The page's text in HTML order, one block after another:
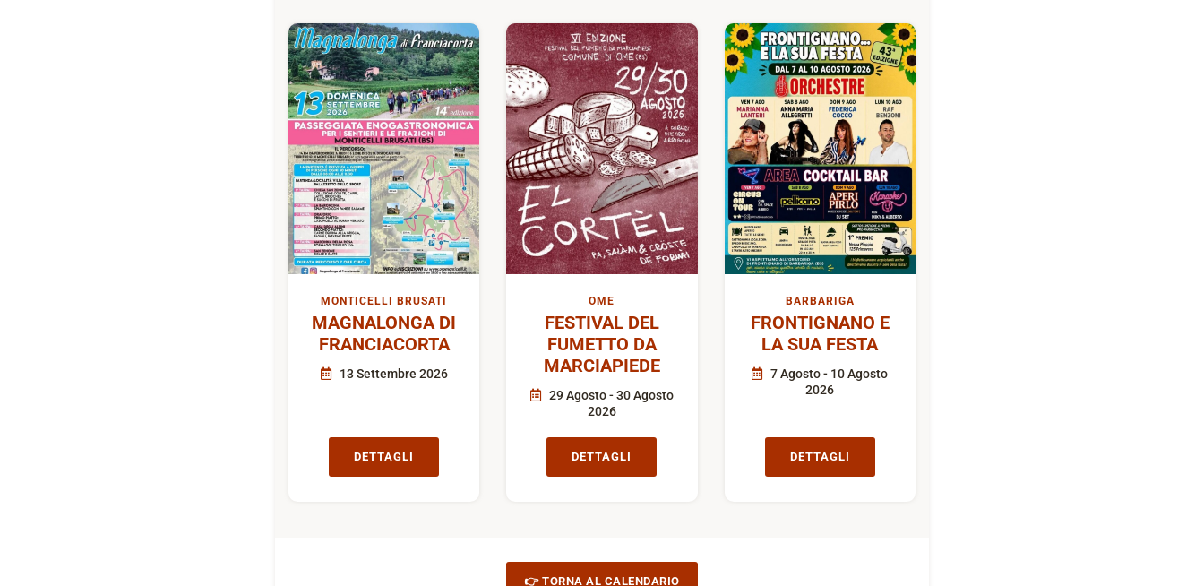
MONTICELLI BRUSATI
MAGNALONGA DI
FRANCIACORTA
13 Settembre 2026
DETTAGLI
OME
FESTIVAL DEL
FUMETTO DA
MARCIAPIEDE
29 Agosto - 30 Agosto
2026
DETTAGLI
BARBARIGA
FRONTIGNANO E
LA SUA FESTA
7 Agosto - 10 Agosto
2026
DETTAGLI
👉 TORNA AL CALENDARIO